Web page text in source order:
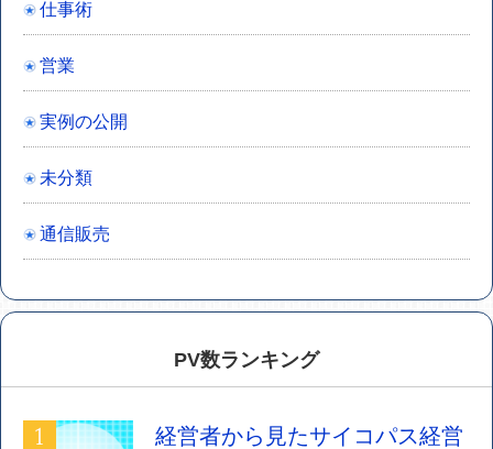
仕事術
営業
実例の公開
未分類
通信販売
PV数ランキング
経営者から見たサイコパス経営